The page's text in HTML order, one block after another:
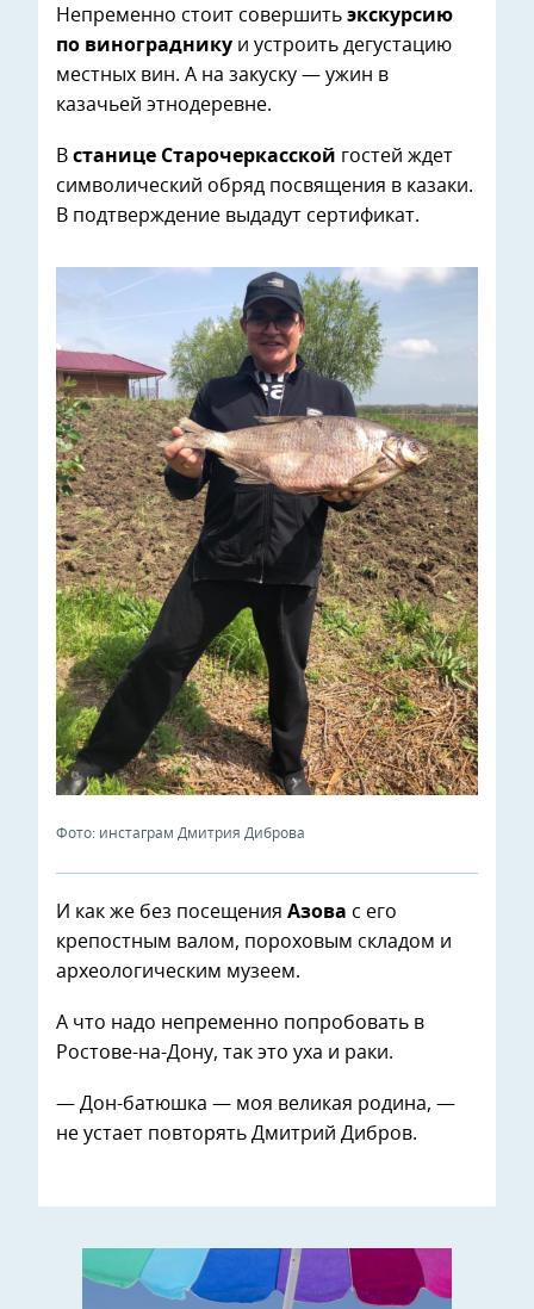
Непременно стоит совершить экскурсию
по винограднику и устроить дегустацию
местных вин. А на закуску — ужин в
казачьей этнодеревне.
В станице Старочеркасской гостей ждет
символический обряд посвящения в казаки.
В подтверждение выдадут сертификат.
Фото: инстаграм Дмитрия Диброва
И как же без посещения Азова с его
крепостным валом, пороховым складом и
археологическим музеем.
А что надо непременно попробовать в
Ростове-на-Дону, так это уха и раки.
— Дон-батюшка — моя великая родина, —
не устает повторять Дмитрий Дибров.